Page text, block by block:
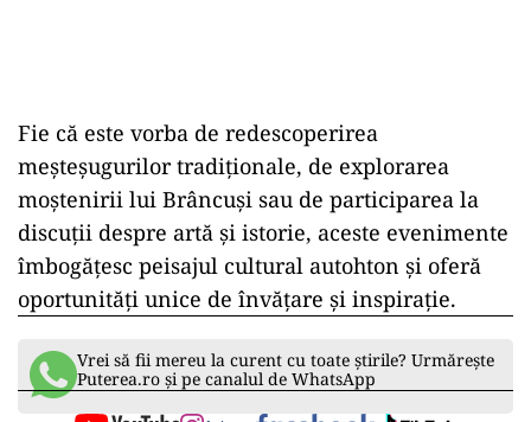
Fie că este vorba de redescoperirea
meșteșugurilor tradiționale, de explorarea
moștenirii lui Brâncuși sau de participarea la
discuții despre artă și istorie, aceste evenimente
îmbogățesc peisajul cultural autohton și oferă
oportunități unice de învățare și inspirație.
Vrei să fii mereu la curent cu toate știrile? Urmărește
Puterea.ro și pe canalul de WhatsApp